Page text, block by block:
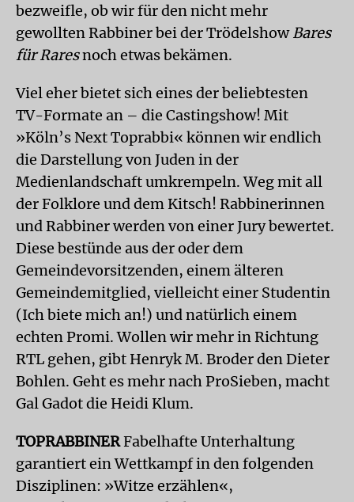
bezweifle, ob wir für den nicht mehr
gewollten Rabbiner bei der Trödelshow Bares
für Raresnoch etwas bekämen.
Viel eher bietet sich eines der beliebtesten
TV-Formate an – die Castingshow! Mit
»Köln’s Next Toprabbi« können wir endlich
die Darstellung von Juden in der
Medienlandschaft umkrempeln. Weg mit all
der Folklore und dem Kitsch! Rabbinerinnen
und Rabbiner werden von einer Jury bewertet.
Diese bestünde aus der oder dem
Gemeindevorsitzenden, einem älteren
Gemeindemitglied, vielleicht einer Studentin
(Ich biete mich an!) und natürlich einem
echten Promi. Wollen wir mehr in Richtung
RTL gehen, gibt Henryk M. Broder den Dieter
Bohlen. Geht es mehr nach ProSieben, macht
Gal Gadot die Heidi Klum.
TOPRABBINERFabelhafte Unterhaltung
garantiert ein Wettkampf in den folgenden
Disziplinen: »Witze erzählen«,